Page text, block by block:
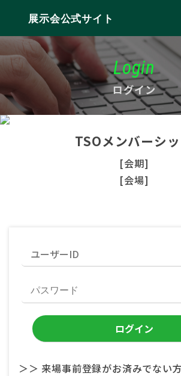
展示会公式サイト
Login
ログイン
TSOメンバーシ
[会期]
[会場]
＞＞ 来場事前登録がお済みでない